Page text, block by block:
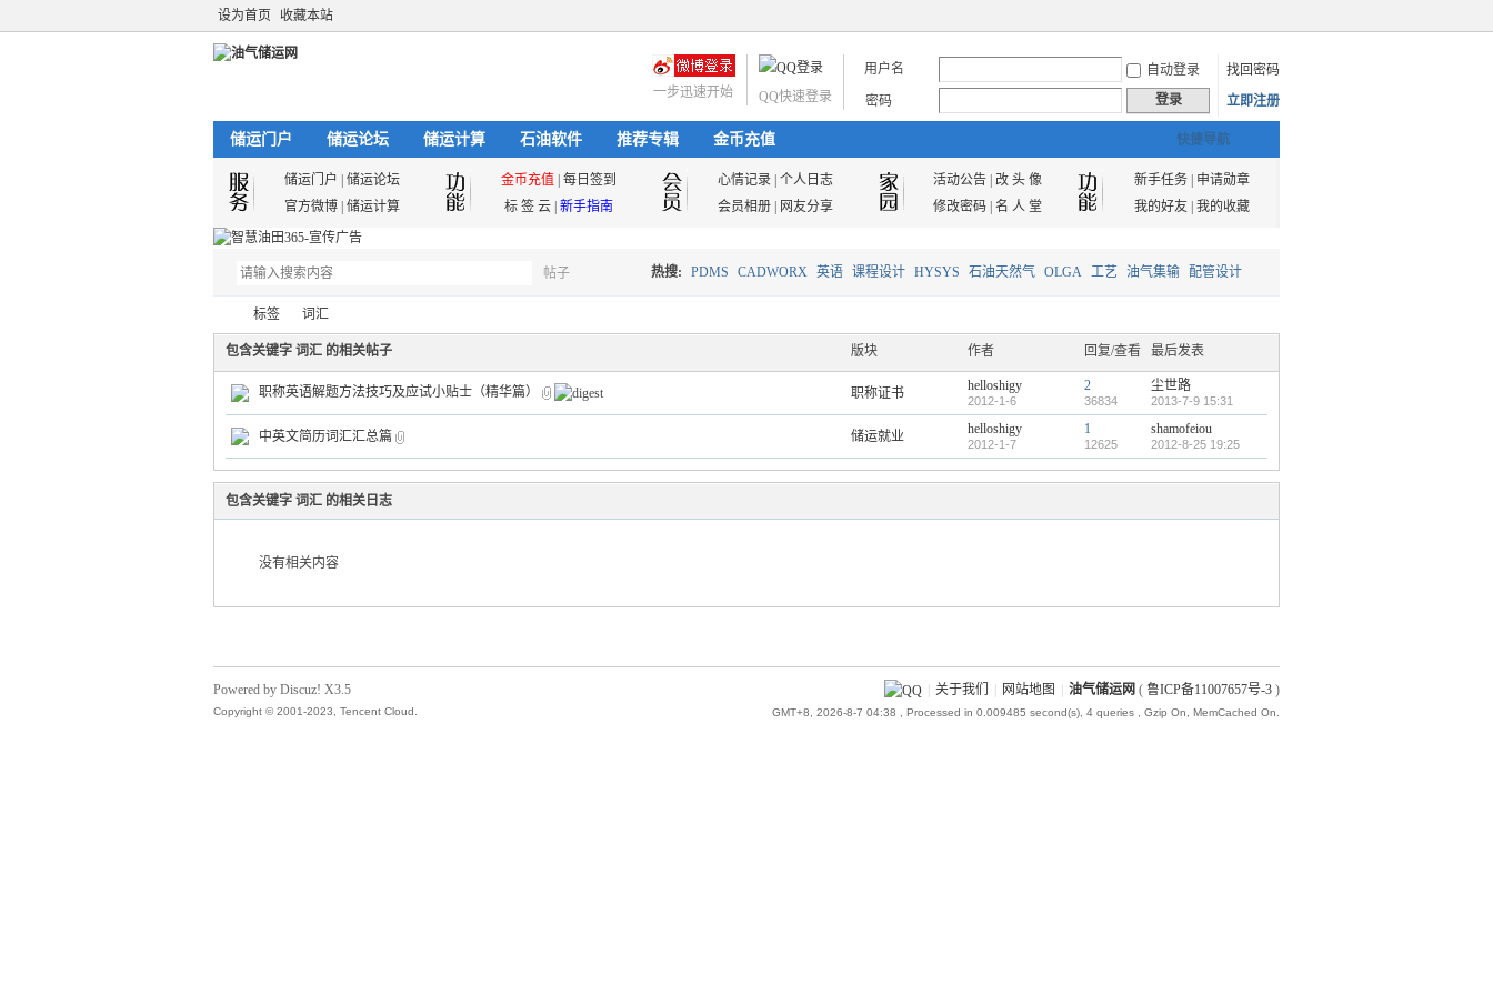
设为首页 收藏本站
用户名 自动登录
找回密码
密码
登录 立即注册
QQ快速登录
一步迅速开始
快捷导航
储运门户 储运论坛 储运计算 石油软件 推荐专辑 金币充值
储运门户 储运论坛 金币充值 每日签到 心情记录 个人日志 活动公告| 改 头 像 新手任务|
申请勋章
官方微博 储运计算 标 签 云 新手指南 会员相册 网友分享 修改密码| 名 人 堂 我的好友| 我的收藏
帖子 热搜: PDMS CADWORX 英语 课程设计 HYSYS 石油天然气 OLGA 工艺 油气集输 配管设计
标签 词汇
包含关键字 词汇 的相关帖子 版块 作者 回复/查看 最后发表
职称英语解题方法技巧及应试小贴士（精华篇） 职称证书 helloshigy
2012-1-6
2
36834
尘世路
2013-7-9 15:31
中英文简历词汇汇总篇 储运就业 helloshigy
2012-1-7
1
12625
shamofeiou
2012-8-25 19:25
包含关键字 词汇 的相关日志
没有相关内容
关于我们 网站地图 油气储运网 ( 鲁ICP备11007657号-3 )
GMT+8, 2026-8-7 04:38 , Processed in 0.009485 second(s), 4 queries , Gzip On, MemCached On.
Powered by Discuz! X3.5
Copyright © 2001-2023, Tencent Cloud.